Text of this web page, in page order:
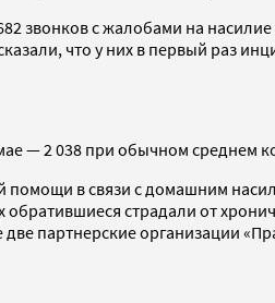
звонков с жалобами на
что у них в первый раз
— 2 038 при обычном среднем
в связи с домашним
страдали от
партнерские организации